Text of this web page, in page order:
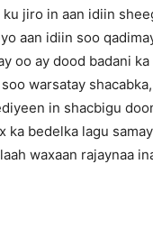
ku jiro in aan idiin
aan idiin soo
oo ay dood badani
warsatay
in shacbigu
ka bedelka lagu
waxaan rajaynaa